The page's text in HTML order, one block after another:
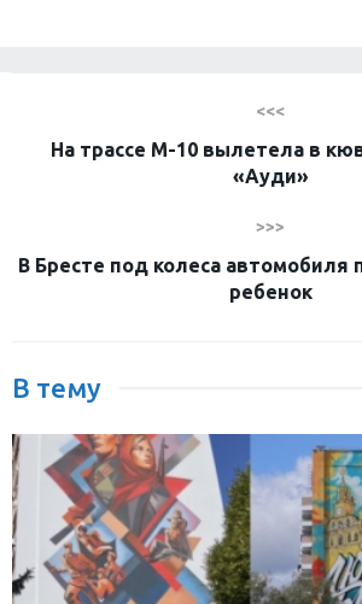
<<<
На трассе М-10 вылетела в
«Ауди»
>>>
В Бресте под колеса автомобиля
ребенок
В тему